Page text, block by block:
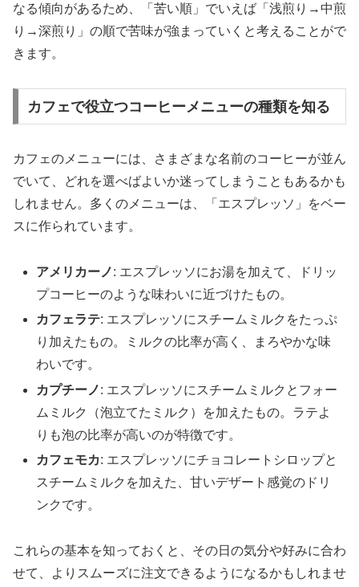
なる傾向があるため、「苦い順」でいえば「浅煎り→中煎
り→深煎り」の順で苦味が強まっていくと考えることがで
きます。
カフェで役立つコーヒーメニューの種類を知る
カフェのメニューには、さまざまな名前のコーヒーが並ん
でいて、どれを選べばよいか迷ってしまうこともあるかも
しれません。多くのメニューは、「エスプレッソ」をベー
スに作られています。
アメリカーノ: エスプレッソにお湯を加えて、ドリッ
プコーヒーのような味わいに近づけたもの。
カフェラテ: エスプレッソにスチームミルクをたっぷ
り加えたもの。ミルクの比率が高く、まろやかな味
わいです。
カプチーノ: エスプレッソにスチームミルクとフォー
ムミルク（泡立てたミルク）を加えたもの。ラテよ
りも泡の比率が高いのが特徴です。
カフェモカ: エスプレッソにチョコレートシロップと
スチームミルクを加えた、甘いデザート感覚のドリ
ンクです。
これらの基本を知っておくと、その日の気分や好みに合わ
せて、よりスムーズに注文できるようになるかもしれませ